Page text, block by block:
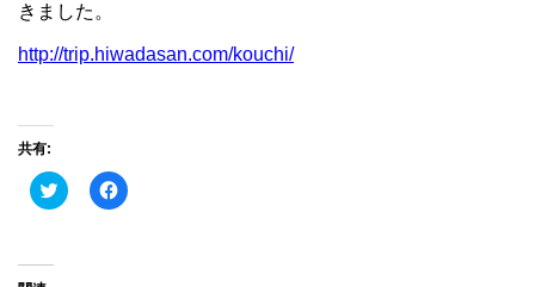
きました。
http://trip.hiwadasan.com/kouchi/
共有:
ク
リ
Facebook
で